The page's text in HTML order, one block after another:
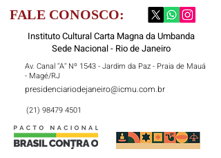
FALE CONOSCO:
Instituto Cultural Carta Magna da Umbanda
Sede Nacional - Rio de Janeiro
Av. Canal "A" Nº 1543 - Jardim da Paz - Praia de Mauá
- Magé/RJ
presidenciariodejaneiro@icmu.com.br
(21) 98479 4501